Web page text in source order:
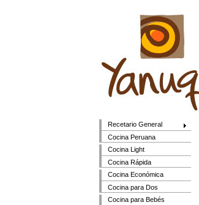
Recetario General
Cocina Peruana
Cocina Light
Cocina Rápida
Cocina Económica
Cocina para Dos
Cocina para Bebés